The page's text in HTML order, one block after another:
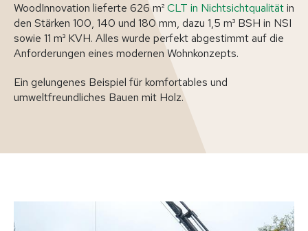
WoodInnovation lieferte 626 m²CLT in Nichtsichtqualitätin
den Stärken 100, 140 und 180 mm, dazu 1,5 m³ BSH in NSI
sowie 11 m³ KVH. Alles wurde perfekt abgestimmt auf die
Anforderungen eines modernen Wohnkonzepts.
Ein gelungenes Beispiel für komfortables und
umweltfreundliches Bauen mit Holz.